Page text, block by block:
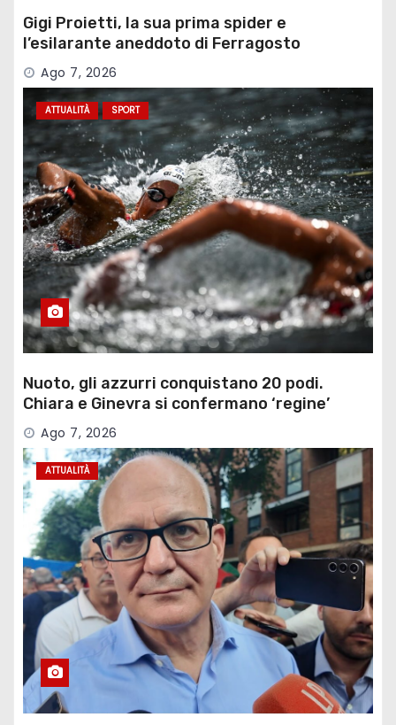
Gigi Proietti, la sua prima spider e
l’esilarante aneddoto di Ferragosto
Ago 7, 2026
ATTUALITÀ SPORT
Nuoto, gli azzurri conquistano 20 podi.
Chiara e Ginevra si confermano ‘regine’
Ago 7, 2026
ATTUALITÀ